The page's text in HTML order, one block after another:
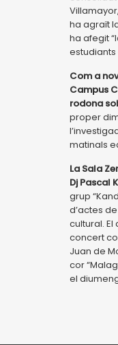
ha agraït
ha afegit
estudiants
Com a
Campus
rodona
proper
matinals
La Sala
Dj Pascal
grup
d’actes
cultural.
concert
Juan de
cor
el